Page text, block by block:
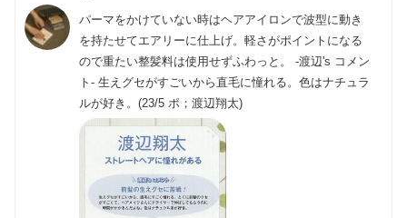
パーマをかけていない時はヘアアイロンで波型に動き
を持たせてエアリーに仕上げ。軽さがポイントになる
ので重たい整髪料は使用せずふわっと。 -渡辺's コメン
ト- 生えグセがすごいから直毛に憧れる。色はナチュラ
ルが好き。(23/5 ポ；渡辺翔太)